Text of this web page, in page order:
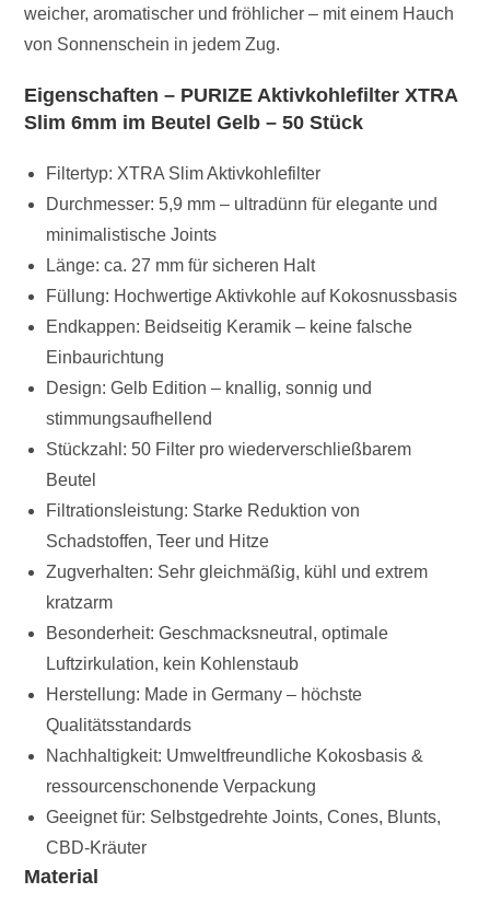
weicher, aromatischer und fröhlicher – mit einem Hauch
von Sonnenschein in jedem Zug.
Eigenschaften – PURIZE Aktivkohlefilter XTRA
Slim 6mm im Beutel Gelb – 50 Stück
Filtertyp: XTRA Slim Aktivkohlefilter
Durchmesser: 5,9 mm – ultradünn für elegante und
minimalistische Joints
Länge: ca. 27 mm für sicheren Halt
Füllung: Hochwertige Aktivkohle auf Kokosnussbasis
Endkappen: Beidseitig Keramik – keine falsche
Einbaurichtung
Design: Gelb Edition – knallig, sonnig und
stimmungsaufhellend
Stückzahl: 50 Filter pro wiederverschließbarem
Beutel
Filtrationsleistung: Starke Reduktion von
Schadstoffen, Teer und Hitze
Zugverhalten: Sehr gleichmäßig, kühl und extrem
kratzarm
Besonderheit: Geschmacksneutral, optimale
Luftzirkulation, kein Kohlenstaub
Herstellung: Made in Germany – höchste
Qualitätsstandards
Nachhaltigkeit: Umweltfreundliche Kokosbasis &
ressourcenschonende Verpackung
Geeignet für: Selbstgedrehte Joints, Cones, Blunts,
CBD-Kräuter
Material